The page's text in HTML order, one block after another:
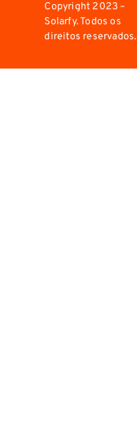
Copyright 2023 –
Solarfy. Todos os
direitos reservados.